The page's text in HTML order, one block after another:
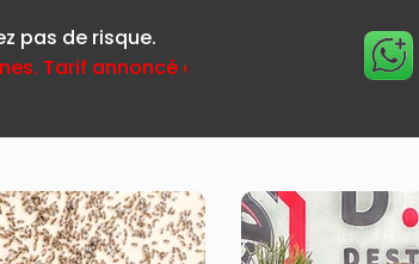
pas de risque.
Tarif annoncé avant déplacement.